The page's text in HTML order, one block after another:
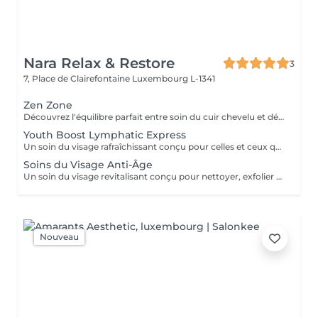
Nara Relax & Restore
3
7, Place de Clairefontaine Luxembourg L-1341
Zen Zone
Découvrez l'équilibre parfait entre soin du cuir chevelu et détente du haut du corps. Ce rituel bien-être associe un Head Spa de 60 minutes à un Massage Dos & Épaules Office Syndrome de 30 minutes pour relâcher les tensions, apaiser l'esprit et procurer une profonde sensation de bien-être. Comprend : Head Spa 60 min Massage Dos & Épaules Office Syndrome 30 min
Youth Boost Lymphatic Express
Un soin du visage rafraîchissant conçu pour celles et ceux qui souhaitent obtenir des résultats visibles en peu de temps. Nettoyage, exfoliation et soins ciblés contribuent à révéler un teint frais, lumineux et revitalisé. Un drainage lymphatique du visage peut être intégré sur demande.
Soins du Visage Anti-Âge
Un soin du visage revitalisant conçu pour nettoyer, exfolier et nourrir la peau tout en favorisant un teint frais et éclatant. Associant des produits de soin soigneusement sélectionnés à des techniques de massage relaxantes du visage, ce traitement laisse la peau douce, rafraîchie et parfaitement soignée.
Nouveau